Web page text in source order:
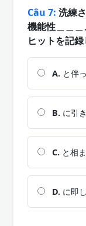
Câu 7: 洗練
機能性＿＿
ヒットを記録
A. と伴
B. に引
C. と相
D. に即